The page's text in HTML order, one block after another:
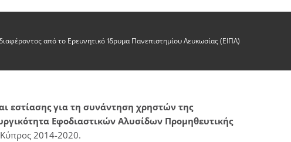
από τo Ερευνητικό Ίδρυμα Πανεπιστημίου Λευκωσίας (ΕΙΠΛ)
εστίασης για τη συνάντηση χρηστών της
Εφοδιαστικών Αλυσίδων Προμηθευτικής
Κύπρος 2014-2020.